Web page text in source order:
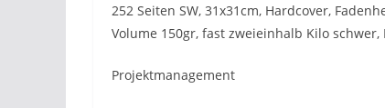
252 Seiten SW, 31x31cm, Hardcover,
Volume 150gr, fast zweieinhalb Kilo schwer,
Projektmanagement